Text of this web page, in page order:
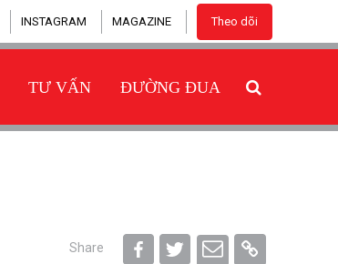
INSTAGRAM MAGAZINE Theo dõi
TƯ VẤN ĐƯỜNG ĐUA
Share